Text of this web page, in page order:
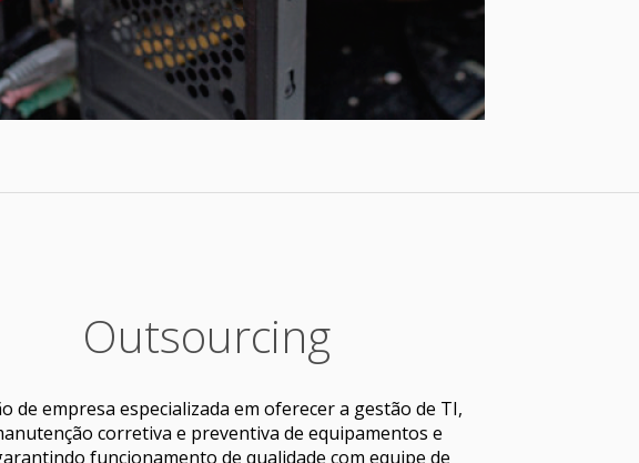
Outsourcing
de empresa especializada em oferecer a gestão de TI,
corretiva e preventiva de equipamentos e
funcionamento de qualidade com equipe de